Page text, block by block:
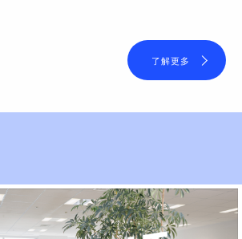
了解更多